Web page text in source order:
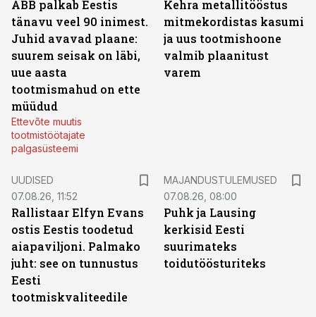
ABB palkab Eestis
tänavu veel 90 inimest.
Juhid avavad plaane:
suurem seisak on läbi,
uue aasta
tootmismahud on ette
müüdud
Ettevõte muutis
tootmistöötajate
palgasüsteemi
Kehra metallitööstus
mitmekordistas kasumi
ja uus tootmishoone
valmib plaanitust
varem
UUDISED
07.08.26, 11:52
Rallistaar Elfyn Evans
ostis Eestis toodetud
aiapaviljoni. Palmako
juht: see on tunnustus
Eesti
tootmiskvaliteedile
MAJANDUSTULEMUSED
07.08.26, 08:00
Puhk ja Lausing
kerkisid Eesti
suurimateks
toidutöösturiteks